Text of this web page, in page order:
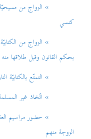
» الزواج من مسيحيّة
كنسي
» الزواج من الكتابيّة
بحكم القانون وقبل طلاقها منه
» التمتّع بالكتابيّة
» اتّخاذ غير المسلمة
» حضور مراسيم العقد
الزوجة منهم